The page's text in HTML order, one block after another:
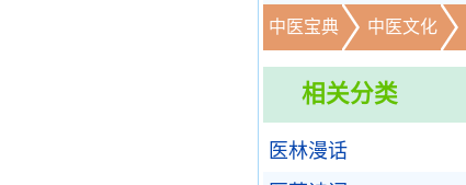
中医宝典 中医文化
相关分类
医林漫话